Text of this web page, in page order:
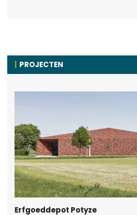
PROJECTEN
Erfgoeddepot Potyze